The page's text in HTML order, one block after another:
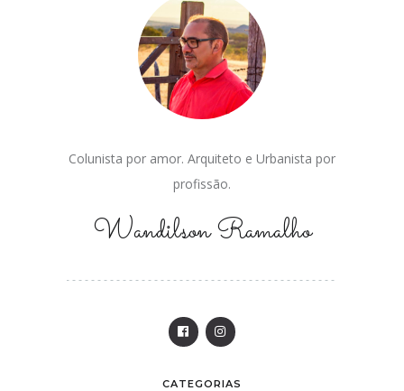
Colunista por amor. Arquiteto e Urbanista por
profissão.
Wandilson Ramalho
CATEGORIAS